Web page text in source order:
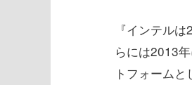
ン
ツ
『インテル
らには2013
トフォーム